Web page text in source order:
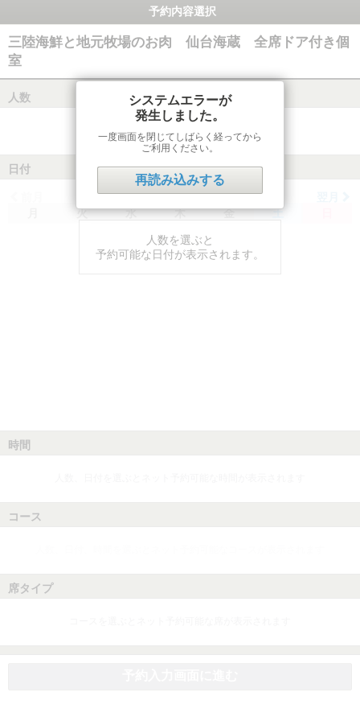
予約内容選択
三陸海鮮と地元牧場のお肉 仙台海蔵 全席ドア付き個
室
人数
日付
火 水 木 金 土
人数を選ぶと
予約可能な日付が表示されます。
時間
コース
席タイプ
システムエラーが
発生しました。
一度画面を閉じてしばらく経ってから
ご利用ください。
再読み込みする